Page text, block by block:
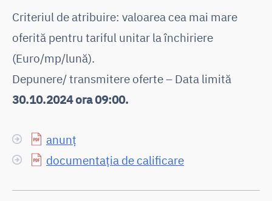
Criteriul de atribuire: valoarea cea mai mare
oferită pentru tariful unitar la închiriere
(Euro/mp/lună).
Depunere/ transmitere oferte – Data limită
30.10.2024 ora 09:00.
anunț
documentația de calificare